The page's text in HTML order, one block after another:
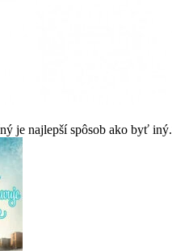
je najlepší spôsob ako byť iný.